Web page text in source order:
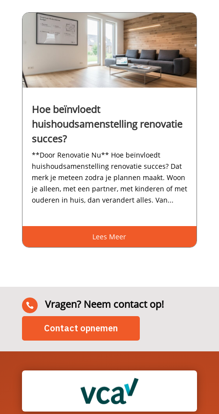
Hoe beïnvloedt
huishoudsamenstelling renovatie
succes?
**Door Renovatie Nu** Hoe beïnvloedt
huishoudsamenstelling renovatie succes? Dat
merk je meteen zodra je plannen maakt.​ Woon
je alleen, met een partner, met kinderen of met
ouderen in huis, dan verandert alles.​ Van...
Lees Meer
 Vragen? Neem contact op!
Contact opnemen